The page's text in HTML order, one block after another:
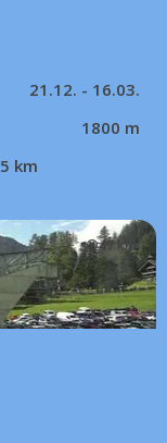
21.12. - 16.03.
1800 m
5 km
47 km